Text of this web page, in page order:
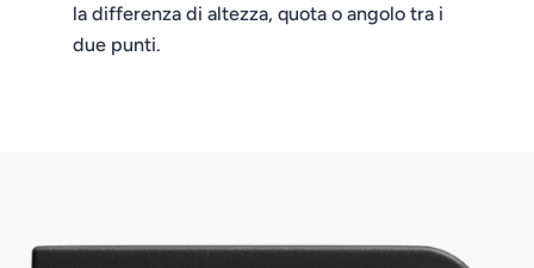
la differenza di altezza, quota o angolo tra i
due punti.